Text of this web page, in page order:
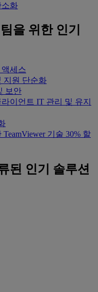
소화
을 위한 인기
세스
지원 단순화
보안
라이언트 IT 관리 및 유지
TeamViewer 기술 30% 할
된 인기 솔루션